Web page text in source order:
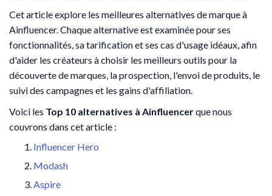
Cet article explore les meilleures alternatives de marque à
Ainfluencer. Chaque alternative est examinée pour ses
fonctionnalités, sa tarification et ses cas d'usage idéaux, afin
d'aider les créateurs à choisir les meilleurs outils pour la
découverte de marques, la prospection, l'envoi de produits, le
suivi des campagnes et les gains d'affiliation.
Voici les Top 10 alternatives à Ainfluencerque nous
couvrons dans cet article :
Influencer Hero
Modash
Aspire